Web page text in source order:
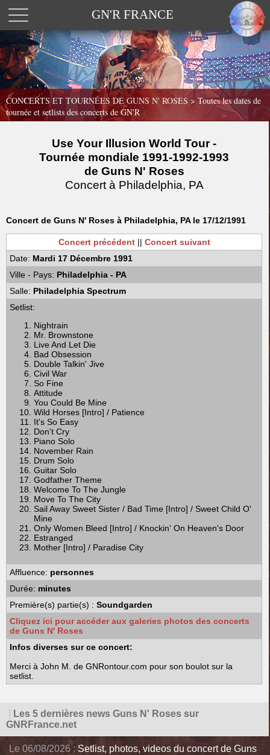
GN'R FRANCE
CONCERTS ET TOURNÉES DE GUNS N' ROSES > Toutes les dates de
tournée et setlists des concerts de GN'R
Use Your Illusion World Tour -
Tournée mondiale 1991-1992-1993
de Guns N' Roses
Concert à Philadelphia, PA
Concert de Guns N' Roses à Philadelphia, PA le 17/12/1991
Concert précédent|| Concert suivant
Date: Mardi 17 Décembre 1991
Ville - Pays: Philadelphia - PA
Salle: Philadelphia Spectrum
Setlist:
Nightrain
Mr. Brownstone
Live And Let Die
Bad Obsession
Double Talkin' Jive
Civil War
So Fine
Attitude
You Could Be Mine
Wild Horses [Intro] / Patience
It's So Easy
Don't Cry
Piano Solo
November Rain
Drum Solo
Guitar Solo
Godfather Theme
Welcome To The Jungle
Move To The City
Sail Away Sweet Sister / Bad Time [Intro] / Sweet Child O'
Mine
Only Women Bleed [Intro] / Knockin' On Heaven's Door
Estranged
Mother [Intro] / Paradise City
Affluence: personnes
Durée: minutes
Première(s) partie(s) :Soundgarden
Cliquez ici pour accéder aux galeries photos des concerts
de Guns N' Roses
Infos diverses sur ce concert:
Merci à John M. de GNRontour.com pour son boulot sur la
setlist.
Les 5 dernières news Guns N' Roses sur
GNRFrance.net
Le 06/08/2026 : Setlist, photos, videos du concert de Guns